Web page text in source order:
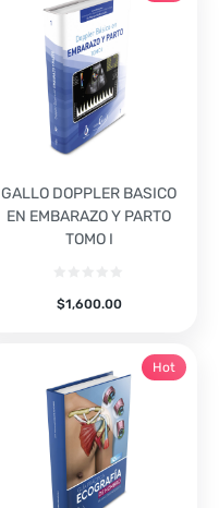
GALLO DOPPLER BASICO
EN EMBARAZO Y PARTO
TOMO I
$1,600.00
Hot